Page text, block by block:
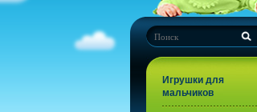
Игрушки для
мальчиков